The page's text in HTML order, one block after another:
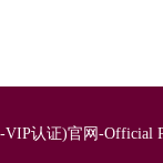
认证)官网-Official